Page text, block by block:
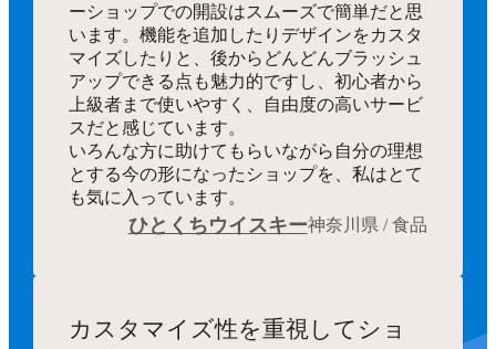
ーショップでの開設はスムーズで簡単だと思
います。機能を追加したりデザインをカスタ
マイズしたりと、後からどんどんブラッシュ
アップできる点も魅力的ですし、初心者から
上級者まで使いやすく、自由度の高いサービ
スだと感じています。
いろんな方に助けてもらいながら自分の理想
とする今の形になったショップを、私はとて
も気に入っています。
ひとくちウイスキー神奈川県 / 食品
カスタマイズ性を重視してショ